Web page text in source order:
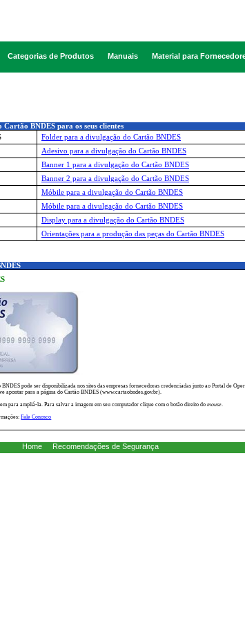
Categorias de Produtos Manuais Material para
BNDES para os seus clientes
Folder para a divulgação do Cartão BNDES
Adesivo para a divulgação do Cartão BNDES
Banner 1 para a divulgação do Cartão BNDES
Banner 2 para a divulgação do Cartão BNDES
Móbile para a divulgação do Cartão BNDES
Móbile para a divulgação do Cartão BNDES
Display para a divulgação do Cartão BNDES
Orientações para a produção das peças do Cartão BNDES
BNDES pode ser disponibilizada nos sites das empresas fornecedoras credenciadas junto ao Portal de
apontar para a página do Cartão BNDES (www.cartaobndes.gov.br).
para ampliá-la. Para salvar a imagem em seu computador clique com o botão direito domouse.
Fale Conosco
Home Recomendações de Segurança